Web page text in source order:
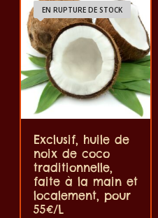
EN RUPTURE DE STOCK
Exclusif, huile de
noix de coco
traditionnelle,
faite à la main et
localement, pour
55€/L